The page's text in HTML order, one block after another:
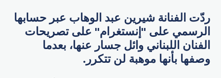
ردّت الفنانة شيرين عبد الوهاب عبر حسابها
الرسمي على "إنستغرام" على تصريحات
الفنان اللبناني وائل جسار عنها، بعدما
وصفها بأنها موهبة لن تتكرر.